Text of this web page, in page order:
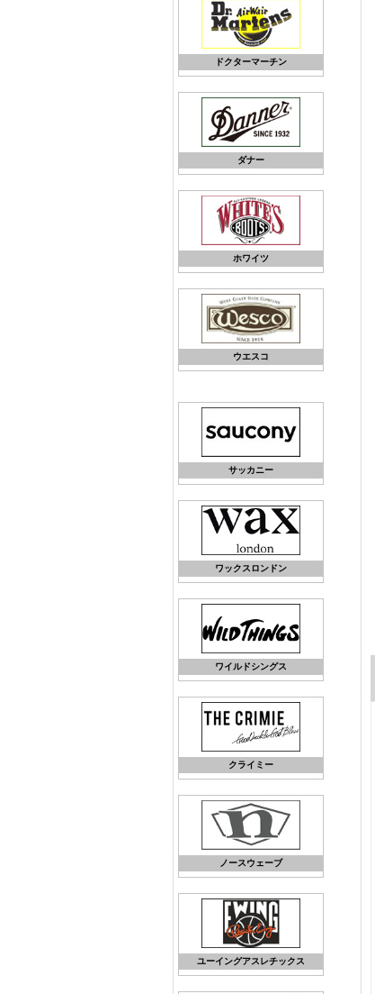
ドクターマーチン
ダナー
ホワイツ
ウエスコ
サッカニー
ワックスロンドン
ワイルドシングス
クライミー
ノースウェーブ
ユーイングアスレチックス